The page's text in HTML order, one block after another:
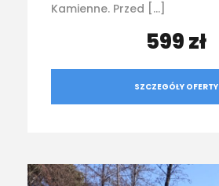
Kamienne. Przed […]
599 zł
SZCZEGÓŁY OFERTY